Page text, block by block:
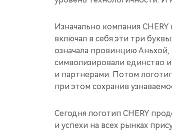
Изначально компания
включал в себя эти три
означала провинцию
символизировали единство
и партнерами. Потом
при этом сохранив
Сегодня логотип CHERY
и успехи на всех рынках